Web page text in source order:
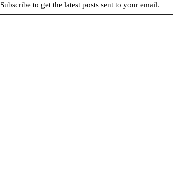
Subscribe to get the latest posts sent to your email.